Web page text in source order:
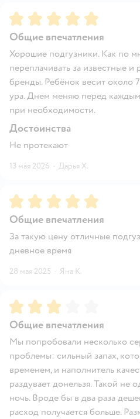
Рейтинг:5
Общие впечатления
Хорошие подгузники. Как по
переплачивать за известные
бренды. Ребёнок весит около
ура. Днем меняю перед
при необходимости.
Достоинства
Не протекают
13 мая 2026 · Дарья Х.
Рейтинг:5
Общие впечатления
За такую цену отличные
дневное время
28 мая 2025 · Яна К.
Рейтинг:3
Общие впечатления
Мы попробовали несколько
проблемы: сильный запах,
временем, и наполнитель
раздувает донельзя. Такой не
ночь. Вроде бы в два раза
расход получается больше.